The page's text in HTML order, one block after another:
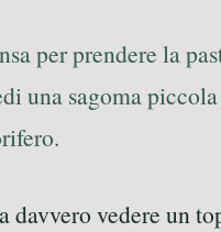
per prendere la
una sagoma
davvero vedere un